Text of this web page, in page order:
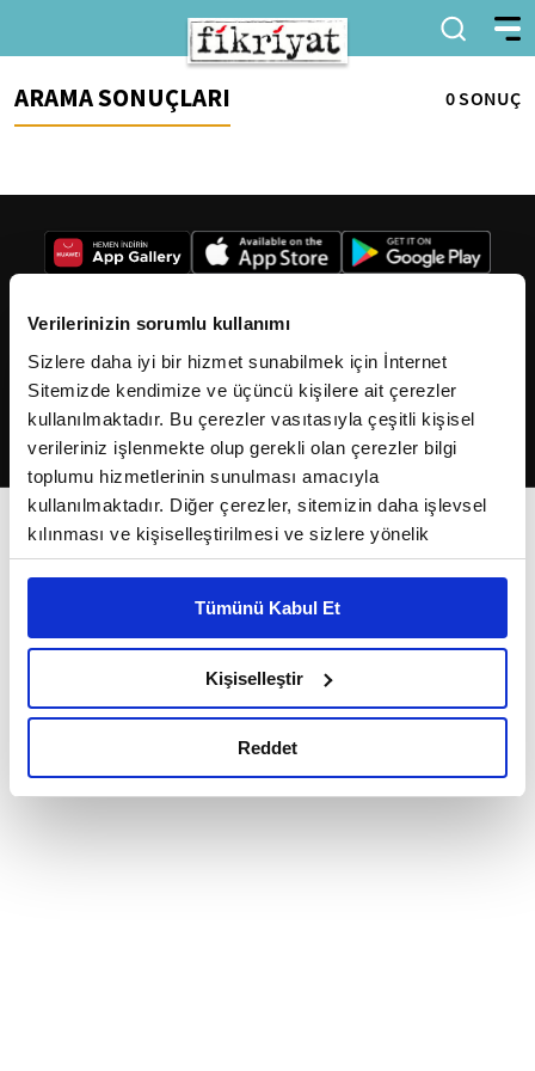
Verilerinizin sorumlu kullanımı
Sizlere daha iyi bir hizmet sunabilmek için İnternet
Sitemizde kendimize ve üçüncü kişilere ait çerezler
kullanılmaktadır. Bu çerezler vasıtasıyla çeşitli kişisel
verileriniz işlenmekte olup gerekli olan çerezler bilgi
toplumu hizmetlerinin sunulması amacıyla
kullanılmaktadır. Diğer çerezler, sitemizin daha işlevsel
kılınması ve kişiselleştirilmesi ve sizlere yönelik
reklam/pazarlama faaliyetlerinin yapılması, amaçlarıyla
Çerezlere ilişkin tercihlerinizi çerez paneli vasıtasıyla
belirleyebilirsiniz. Çerezlere ilişkin detaylı bilgi için
Ayarlar butonuna tıklayabilir,Çerez Bilgilendirme
Metnimizi ziyaret edebilirsiniz.
okumak ve sitemizi ziyaretiniz kapsamında
Tümünü Kabul Et
Kişiselleştir
Reddet
ARAMA SONUÇLARI 0 SONUÇ
2026Fikriyat. Tüm hakları saklıdır.